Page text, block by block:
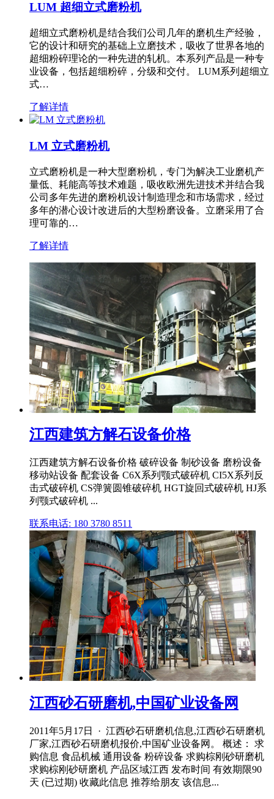
LUM 超细立式磨粉机
超细立式磨粉机是结合我们公司几年的磨机生产经验，
它的设计和研究的基础上立磨技术，吸收了世界各地的
超细粉碎理论的一种先进的轧机。本系列产品是一种专
业设备，包括超细粉碎，分级和交付。 LUM系列超细立
式…
了解详情
LM 立式磨粉机
立式磨粉机是一种大型磨粉机，专门为解决工业磨机产
量低、耗能高等技术难题，吸收欧洲先进技术并结合我
公司多年先进的磨粉机设计制造理念和市场需求，经过
多年的潜心设计改进后的大型粉磨设备。立磨采用了合
理可靠的…
了解详情
江西建筑方解石设备价格
江西建筑方解石设备价格 破碎设备 制砂设备 磨粉设备
移动站设备 配套设备 C6X系列颚式破碎机 CI5X系列反
击式破碎机 CS弹簧圆锥破碎机 HGT旋回式破碎机 HJ系
列颚式破碎机 ...
联系电话: 180 3780 8511
江西砂石研磨机,中国矿业设备网
2011年5月17日 · 江西砂石研磨机信息,江西砂石研磨机
厂家,江西砂石研磨机报价,中国矿业设备网。 概述： 求
购信息 食品机械 通用设备 粉碎设备 求购棕刚砂研磨机
求购棕刚砂研磨机 产品区域江西 发布时间 有效期限90
天 (已过期) 收藏此信息 推荐给朋友 该信息...